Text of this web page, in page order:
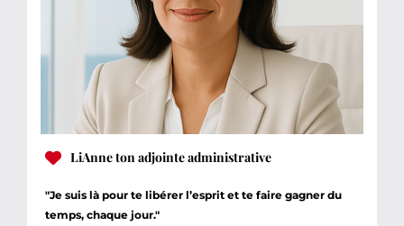
LiAnne ton adjointe administrative
"Je suis là pour te libérer l’esprit et te faire gagner du
temps, chaque jour."